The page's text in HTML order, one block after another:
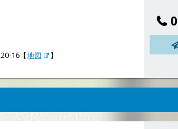
16 【地図 】